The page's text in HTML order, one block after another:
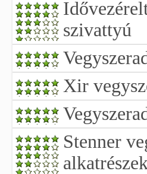
szivattyú
Xir
Stenner